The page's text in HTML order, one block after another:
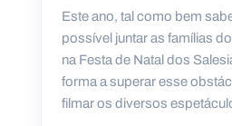
Este ano, tal como bem
possível juntar as famílias
na Festa de Natal dos
forma a superar esse
filmar os diversos
A
I
N
L
S
a